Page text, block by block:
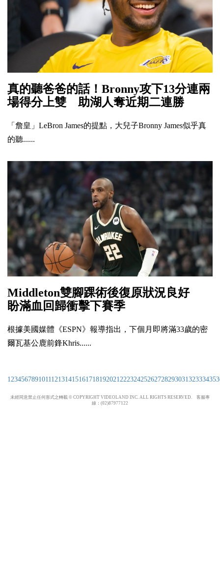
真的聽爸爸的話！Bronny攻下13分連兩
場得分上雙 助湖人奪近期二連勝
「詹皇」LeBron James的提點，大兒子Bronny James似乎真
的聽......
Middleton雙腳踝術後復原狀況良好
盼滿血回歸衝擊下賽季
根據美國媒體《ESPN》報導指出，下個月即將滿33歲的密
爾瓦基公鹿前鋒Khris......
1 234567891011 12131415161718192021 22232425262728293031 32333435
未經同意禁止任何形式之轉載 © COPYRIGHT VIDEOLAND INC. ALL RIGHTS RESERVED. 客服專
線：(02)87977122